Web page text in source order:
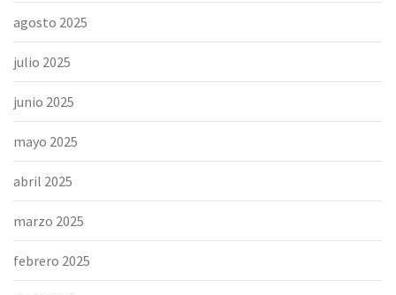
agosto 2025
julio 2025
junio 2025
mayo 2025
abril 2025
marzo 2025
febrero 2025